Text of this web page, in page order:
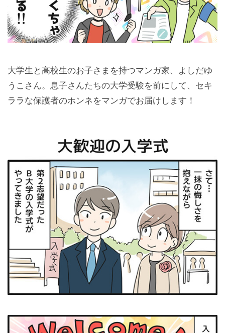
大学生と高校生のお子さまを持つマンガ家、よしだゆ
うこさん。息子さんたちの大学受験を前にして、セキ
ララな保護者のホンネをマンガでお届けします！